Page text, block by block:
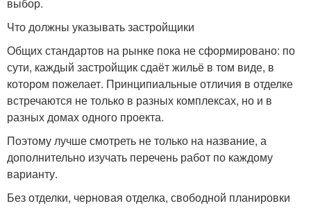
выбор.
Что должны указывать застройщики
Общих стандартов на рынке пока не сформировано: по
сути, каждый застройщик сдаёт жильё в том виде, в
котором пожелает. Принципиальные отличия в отделке
встречаются не только в разных комплексах, но и в
разных домах одного проекта.
Поэтому лучше смотреть не только на название, а
дополнительно изучать перечень работ по каждому
варианту.
Без отделки, черновая отделка, свободной планировки